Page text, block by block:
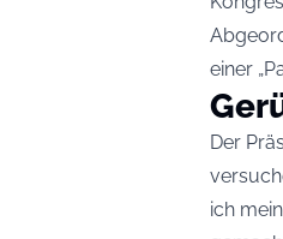
einer
Der
ich